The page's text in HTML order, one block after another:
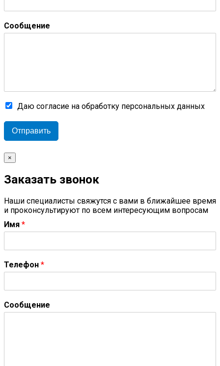
Сообщение
Даю согласие на обработку персональных данных
Отправить
×
Заказать звонок
Наши специалисты свяжутся с вами в ближайшее время
и проконсультируют по всем интересующим вопросам
Имя *
Телефон *
Сообщение